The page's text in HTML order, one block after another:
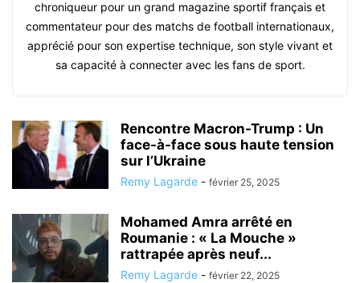
chroniqueur pour un grand magazine sportif français et
commentateur pour des matchs de football internationaux,
apprécié pour son expertise technique, son style vivant et
sa capacité à connecter avec les fans de sport.
Rencontre Macron-Trump : Un
face-à-face sous haute tension
sur l’Ukraine
Remy Lagarde - février 25, 2025
Mohamed Amra arrêté en
Roumanie : « La Mouche »
rattrapée après neuf...
Remy Lagarde - février 22, 2025